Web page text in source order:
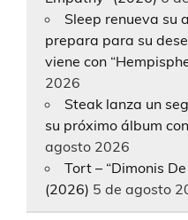
Sleep renueva su
prepara para su
viene con
2026
Steak lanza un
su próximo álbum
agosto 2026
Tort – “Dimonis
(2026) 5 de agosto